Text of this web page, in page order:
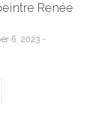
Renée
6, 2023 -